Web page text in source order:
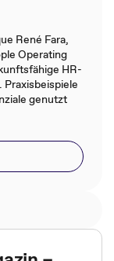
René Fara,
Operating
HR-
genutzt